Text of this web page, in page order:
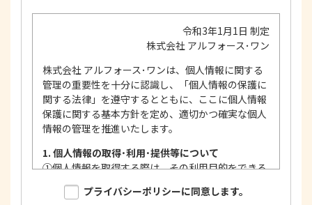
令和3年1月1日 制定
株式会社 アルフォース･ワン
株式会社 アルフォース･ワンは、個人情報に関する
管理の重要性を十分に認識し、「個人情報の保護に
関する法律」を遵守するとともに、ここに個人情報
保護に関する基本方針を定め、適切かつ確実な個人
情報の管理を推進いたします。
1. 個人情報の取得･利用･提供等について
①個人情報を取得する際は、その利用目的をできる
限り明確に特定し、その目的達成に必要な限度に
おいて適法かつ公正な手段を用い、同意を得て取
プライバシーポリシーに同意します。